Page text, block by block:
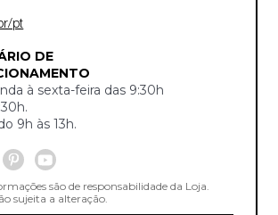
pt
DE
à sexta-feira das 9:30h
9h às 13h.
são de responsabilidade da Loja.
sujeita a alteração.